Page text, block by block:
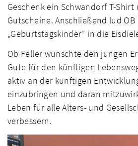
Geschenk ein Schwandorf T-Shirt
Gutscheine. Anschließend lud OB
„Geburtstagskinder“ in die
Ob Feller wünschte den jungen
Gute für den künftigen
aktiv an der künftigen
einzubringen und daran
Leben für alle Alters- und
verbessern.